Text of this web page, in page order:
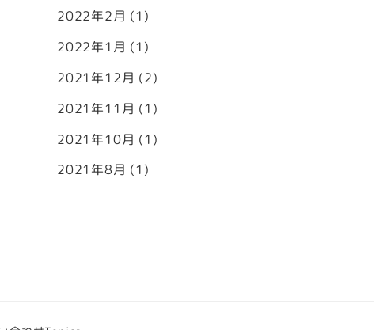
2022年2月 (1)
2022年1月 (1)
2021年12月 (2)
2021年11月 (1)
2021年10月 (1)
2021年8月 (1)